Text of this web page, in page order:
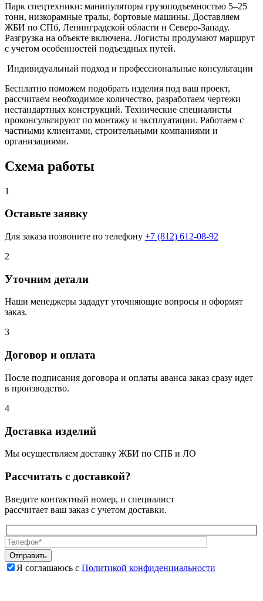
Парк спецтехники: манипуляторы грузоподъемностью 5–25
тонн, низкорамные тралы, бортовые машины. Доставляем
ЖБИ по СПб, Ленинградской области и Северо-Западу.
Разгрузка на объекте включена. Логисты продумают маршрут
с учетом особенностей подъездных путей.
Индивидуальный подход и профессиональные консультации
Бесплатно поможем подобрать изделия под ваш проект,
рассчитаем необходимое количество, разработаем чертежи
нестандартных конструкций. Технические специалисты
проконсультируют по монтажу и эксплуатации. Работаем с
частными клиентами, строительными компаниями и
организациями.
Схема работы
1
Оставьте заявку
Для заказа позвоните по телефону +7 (812) 612-08-92
2
Уточним детали
Наши менеджеры зададут уточняющие вопросы и оформят
заказ.
3
Договор и оплата
После подписания договора и оплаты аванса заказ сразу идет
в производство.
4
Доставка изделий
Мы осуществляем доставку ЖБИ по СПБ и ЛО
Рассчитать с доставкой?
Введите контактный номер, и специалист
рассчитает ваш заказ с учетом доставки.
Я соглашаюсь с Политикой конфиденциальности